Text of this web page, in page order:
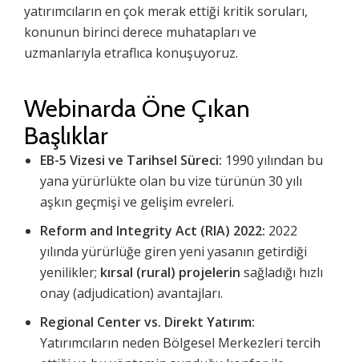
yatırımcıların en çok merak ettiği kritik soruları,
konunun birinci derece muhatapları ve
uzmanlarıyla etraflıca konuşuyoruz.
Webinarda Öne Çıkan
Başlıklar
EB-5 Vizesi ve Tarihsel Süreci: 1990 yılından bu
yana yürürlükte olan bu vize türünün 30 yılı
aşkın geçmişi ve gelişim evreleri.
Reform and Integrity Act (RIA) 2022: 2022
yılında yürürlüğe giren yeni yasanın getirdiği
yenilikler; kırsal (rural) projelerin sağladığı hızlı
onay (adjudication) avantajları.
Regional Center vs. Direkt Yatırım:
Yatırımcıların neden Bölgesel Merkezleri tercih